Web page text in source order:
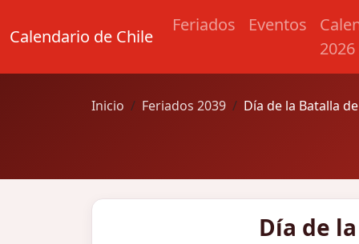
Calendario de Chile
Feriados Eventos
2026
Inicio Feriados 2039 Día de la Batalla
Día de